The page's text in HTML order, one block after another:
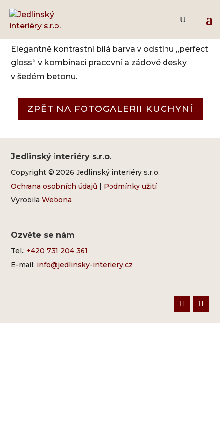
Bílá perfect gloss
Elegantně kontrastní bílá barva v odstínu „perfect
gloss“ v kombinaci pracovní a zádové desky
v šedém betonu.
ZPĚT NA FOTOGALERII KUCHYNÍ
Jedlinský interiéry s.r.o.
Copyright © 2026 Jedlinský interiéry s.r.o.
Ochrana osobních údajů | Podmínky užití
VyrobilaWebona
Ozvěte se nám
Tel.: +420 731 204 361
E-mail: info@jedlinsky-interiery.cz